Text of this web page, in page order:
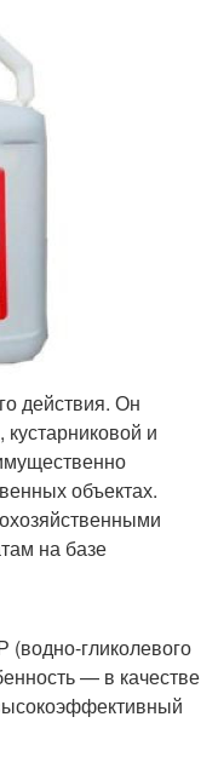
действия. Он
и
объектах.
на базе
(водно-гликолевого
— в качестве